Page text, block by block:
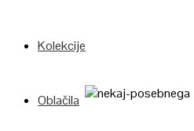
Kolekcije
Oblačila